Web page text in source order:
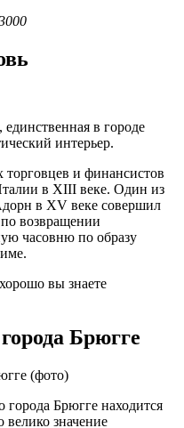
в городе
интерьер.
и финансистов
в XIII веке. Один из
в XV веке совершил
возвращении
часовню по образу
вы знаете
Брюгге
города Брюгге находится
значение